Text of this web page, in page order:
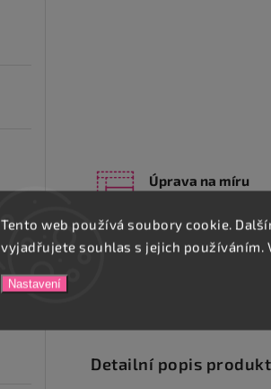
Tento web používá soubory cookie.
vyjadřujete souhlas s jejich používáním.
Nastavení
Úprava na míru
Na koberce nebo PVC
Detailní popis